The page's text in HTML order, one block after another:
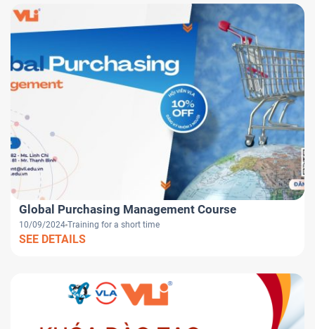
Global Purchasing Management Course
10/09/2024 Training for a short time
SEE DETAILS